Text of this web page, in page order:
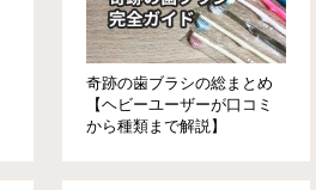
奇跡の歯ブラシの総まとめ
【ヘビーユーザーが口コミ
から種類まで解説】